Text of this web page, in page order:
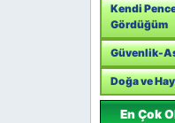
Kendi
Gördüğüm
Güvenlik-
Doğa ve
En Çok